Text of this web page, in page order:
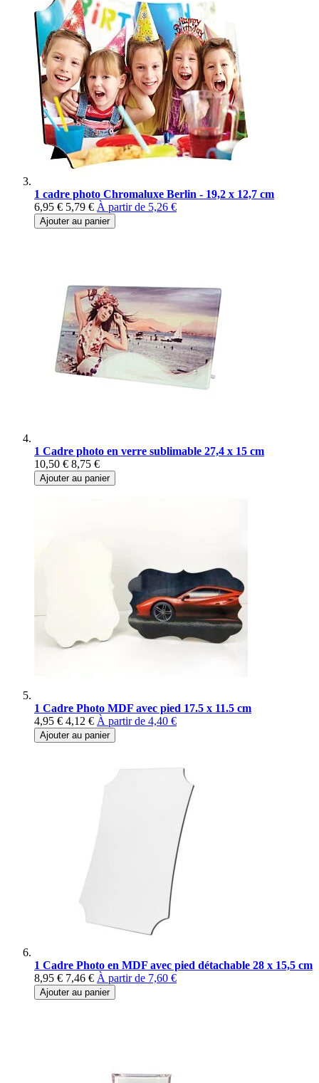
1 cadre photo Chromaluxe Berlin - 19,2 x 12,7 cm
6,95 € 5,79 € À partir de 5,26 €
Ajouter au panier
1 Cadre photo en verre sublimable 27,4 x 15 cm
10,50 € 8,75 €
Ajouter au panier
1 Cadre Photo MDF avec pied 17.5 x 11.5 cm
4,95 € 4,12 € À partir de 4,40 €
Ajouter au panier
1 Cadre Photo en MDF avec pied détachable 28 x 15,5 cm
8,95 € 7,46 € À partir de 7,60 €
Ajouter au panier